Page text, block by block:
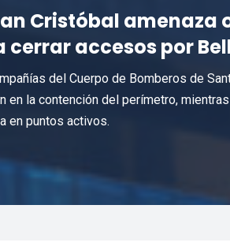
Cristóbal amenaza
cerrar accesos por
del Cuerpo de Bomberos de
en la contención del perímetro,
en puntos activos.